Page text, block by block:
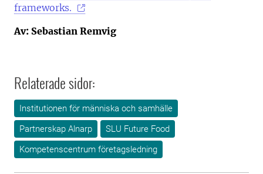
frameworks.
Av: Sebastian Remvig
Relaterade sidor:
Institutionen för människa och samhälle
Partnerskap Alnarp
SLU Future Food
Kompetenscentrum företagsledning